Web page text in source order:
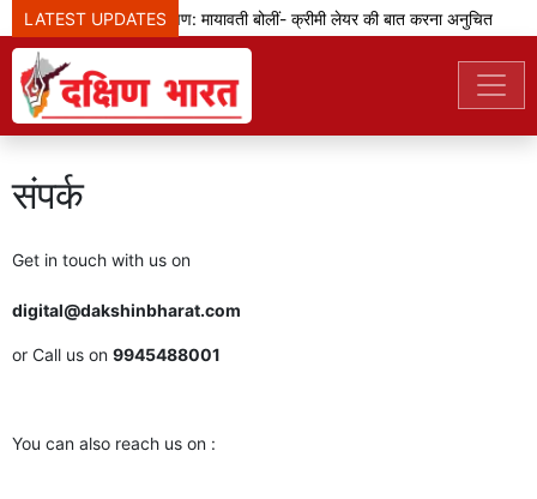
LATEST UPDATES
एससी-एसटी आरक्षण: मायावती बोलीं- क्रीमी लेयर की बात करना अनुचित
संपर्क
Get in touch with us on
digital@dakshinbharat.com
or Call us on 9945488001
You can also reach us on :